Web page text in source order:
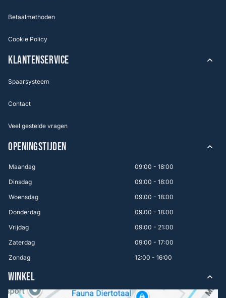
Betaalmethoden
Cookie Policy
KLANTENSERVICE
Spaarsysteem
Contact
Veel gestelde vragen
OPENINGSTIJDEN
Maandag
09:00 - 18:00
Dinsdag
09:00 - 18:00
Woensdag
09:00 - 18:00
Donderdag
09:00 - 18:00
Vrijdag
09:00 - 21:00
Zaterdag
09:00 - 17:00
Zondag
12:00 - 16:00
WINKEL